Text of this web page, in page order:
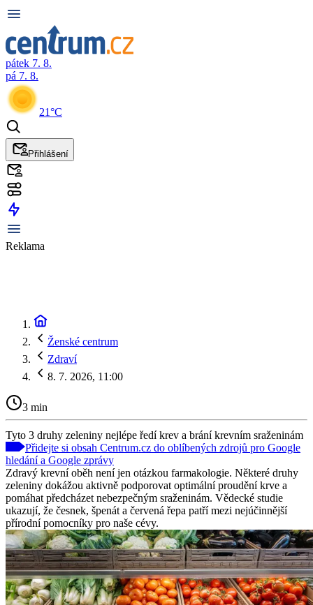
pátek 7. 8.
pá 7. 8.
21°C
Přihlášení
Reklama
Ženské centrum
Zdraví
8. 7. 2026, 11:00
3 min
Tyto 3 druhy zeleniny nejlépe ředí krev a brání krevním sraženinám
Přidejte si obsah Centrum.cz do oblíbených zdrojů pro Google
hledání a Google zprávy
Zdravý krevní oběh není jen otázkou farmakologie. Některé druhy
zeleniny dokážou aktivně podporovat optimální proudění krve a
pomáhat předcházet nebezpečným sraženinám. Vědecké studie
ukazují, že česnek, špenát a červená řepa patří mezi nejúčinnější
přírodní pomocníky pro naše cévy.